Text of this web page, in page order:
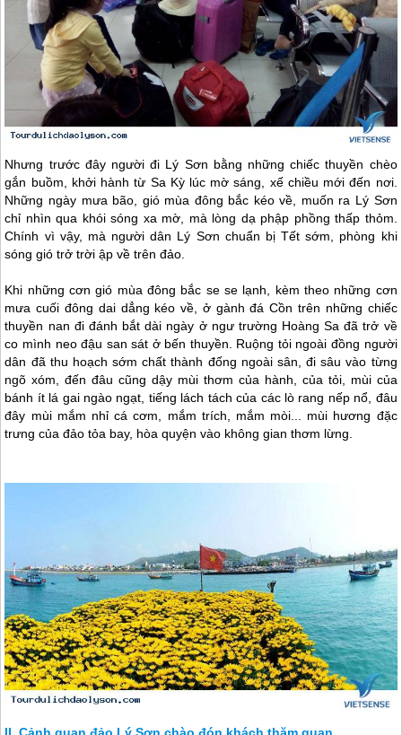
Nhưng trước đây người đi Lý Sơn bằng những chiếc thuyền chèo
gắn buồm, khởi hành từ Sa Kỳ lúc mờ sáng, xế chiều mới đến nơi.
Những ngày mưa bão, gió mùa đông bắc kéo về, muốn ra Lý Sơn
chỉ nhìn qua khói sóng xa mờ, mà lòng dạ phập phồng thấp thỏm.
Chính vì vậy, mà người dân Lý Sơn chuẩn bị Tết sớm, phòng khi
sóng gió trở trời ập về trên đảo.
Khi những cơn gió mùa đông bắc se se lạnh, kèm theo những cơn
mưa cuối đông dai dẳng kéo về, ở gành đá Cồn trên những chiếc
thuyền nan đi đánh bắt dài ngày ở ngư trường Hoàng Sa đã trở về
co mình neo đậu san sát ở bến thuyền. Ruộng tỏi ngoài đồng người
dân đã thu hoạch sớm chất thành đống ngoài sân, đi sâu vào từng
ngõ xóm, đến đâu cũng dậy mùi thơm của hành, của tỏi, mùi của
bánh ít lá gai ngào ngạt, tiếng lách tách của các lò rang nếp nổ, đâu
đây mùi mắm nhỉ cá cơm, mắm trích, mắm mòi... mùi hương đặc
trưng của đảo tỏa bay, hòa quyện vào không gian thơm lừng.
Cảnh quan đảo Lý Sơn chào đón khách thăm quan